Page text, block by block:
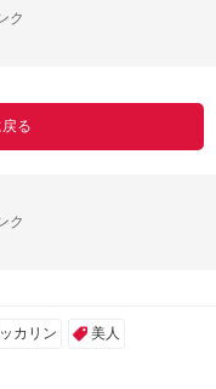
ク
る
ク
カリン 美人